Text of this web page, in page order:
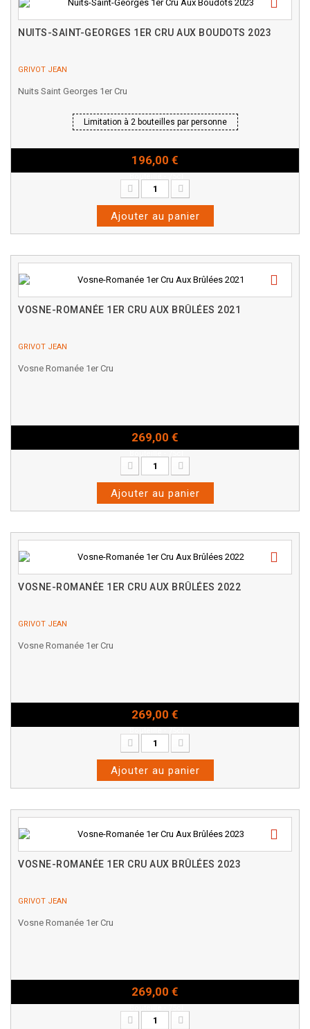
NUITS-SAINT-GEORGES 1ER CRU AUX BOUDOTS 2023
GRIVOT JEAN
Nuits Saint Georges 1er Cru
Limitation à 2 bouteilles par personne
196,00 €
Ajouter au panier
VOSNE-ROMANÉE 1ER CRU AUX BRÛLÉES 2021
GRIVOT JEAN
Vosne Romanée 1er Cru
269,00 €
Ajouter au panier
VOSNE-ROMANÉE 1ER CRU AUX BRÛLÉES 2022
GRIVOT JEAN
Vosne Romanée 1er Cru
269,00 €
Ajouter au panier
VOSNE-ROMANÉE 1ER CRU AUX BRÛLÉES 2023
GRIVOT JEAN
Vosne Romanée 1er Cru
269,00 €